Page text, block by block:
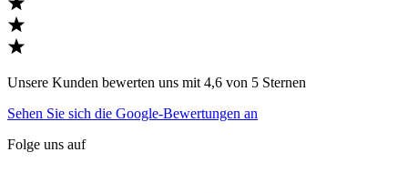
Unsere Kunden bewerten uns mit 4,6 von 5 Sternen
Sehen Sie sich die Google-Bewertungen an
Folge uns auf